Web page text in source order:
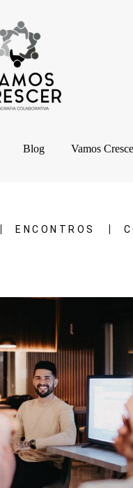
Blog Vamos
ENCONTROS